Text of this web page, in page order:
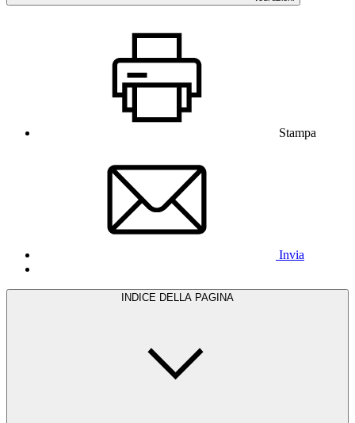
Stampa
Invia
INDICE DELLA PAGINA